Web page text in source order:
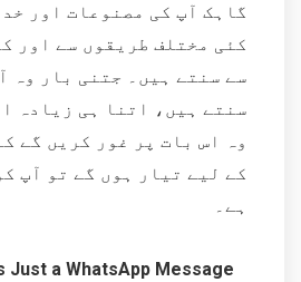
گاہک آپ کی مصنوعات اور
کئی مختلف طریقوں سے اور
سے سنتے ہیں۔ جتنی بار وہ
سنتے ہیں، اتنا ہی زیادہ
وہ اس بات پر غور کریں گے
کے لیے تیار ہوں گے تو آپ
ہے۔
Just a WhatsApp Message